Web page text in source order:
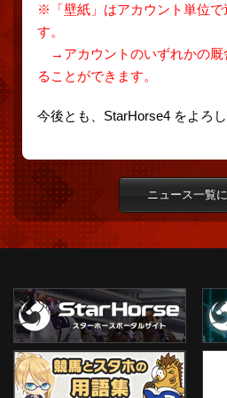
※「壁紙」はアカウント単位で
す。
→アカウントのいずれかの厩
ることができます。
今後とも、StarHorse4 をよろ
ニュース一覧